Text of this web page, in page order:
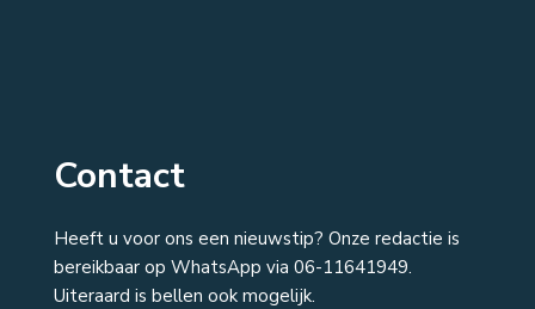
Contact
Heeft u voor ons een nieuwstip? Onze redactie is
bereikbaar op WhatsApp via 06-11641949.
Uiteraard is bellen ook mogelijk.